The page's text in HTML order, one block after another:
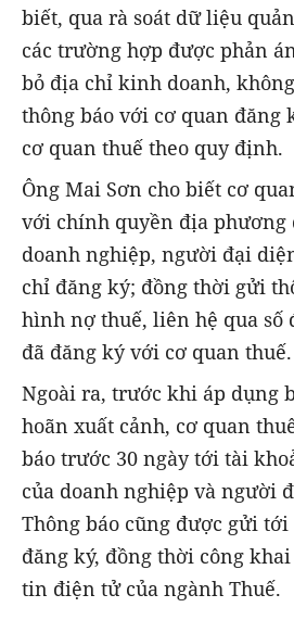
biết, qua rà soát dữ liệu
các trường hợp được phản
bỏ địa chỉ kinh doanh,
thông báo với cơ quan đăng
cơ quan thuế theo quy định.
Ông Mai Sơn cho biết cơ
với chính quyền địa phương
doanh nghiệp, người đại
chỉ đăng ký; đồng thời gửi
hình nợ thuế, liên hệ qua số
đã đăng ký với cơ quan thuế.
Ngoài ra, trước khi áp dụng
hoãn xuất cảnh, cơ quan
báo trước 30 ngày tới tài
của doanh nghiệp và người
Thông báo cũng được gửi
đăng ký, đồng thời công
tin điện tử của ngành Thuế.